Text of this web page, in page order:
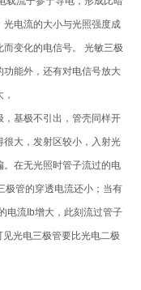
电流的大小与光照强度成
变化的电信号。 光敏三极
能外，还有对电信号放大
基极不引出，管壳同样开
大，发射区较小，入射光
在无光照时管子流过的电
极管的穿透电流还小；当有
电流Ib增大，此刻流过管子
光电三极管要比光电二极